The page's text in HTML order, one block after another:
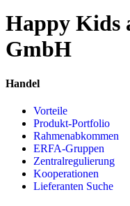
Happy Kids
GmbH
Handel
Vorteile
Produkt-Portfolio
Rahmenabkommen
ERFA-Gruppen
Zentralregulierung
Kooperationen
Lieferanten Suche